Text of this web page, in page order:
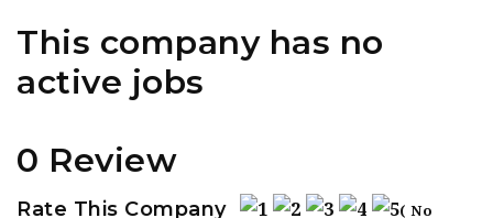
This company has no
active jobs
0 Review
Rate This Company ( No